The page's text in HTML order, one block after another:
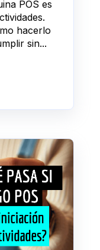
POS es
hacerlo
sin...